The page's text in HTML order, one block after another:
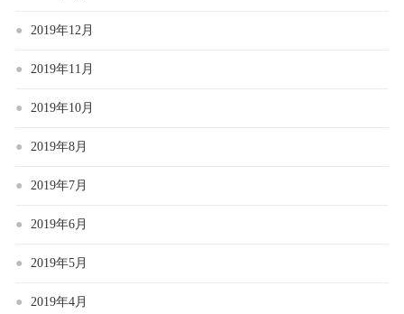
2019年12月
2019年11月
2019年10月
2019年8月
2019年7月
2019年6月
2019年5月
2019年4月